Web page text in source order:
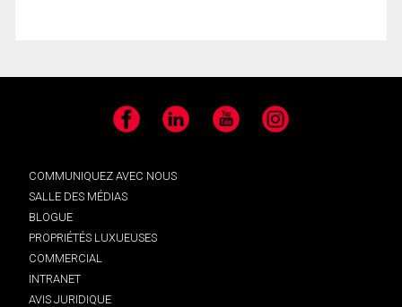
Facebook LinkedIn YouTube Instagram
COMMUNIQUEZ AVEC NOUS
SALLE DES MÉDIAS
BLOGUE
PROPRIÉTÉS LUXUEUSES
COMMERCIAL
INTRANET
AVIS JURIDIQUE